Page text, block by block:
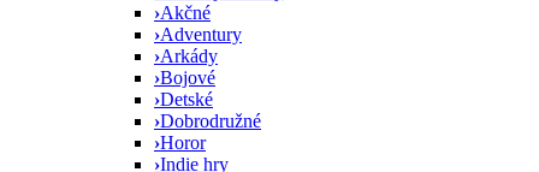
›Akčné
›Adventury
›Arkády
›Bojové
›Detské
›Dobrodružné
›Horor
›Indie hry